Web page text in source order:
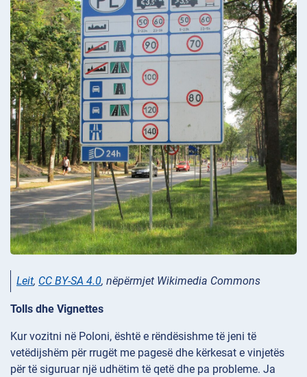
Leit, CC BY-SA 4.0, nëpërmjet Wikimedia Commons
Tolls dhe Vignettes
Kur vozitni në Poloni, është e rëndësishme të jeni të
vetëdijshëm për rrugët me pagesë dhe kërkesat e vinjetës
për të siguruar një udhëtim të qetë dhe pa probleme. Ja